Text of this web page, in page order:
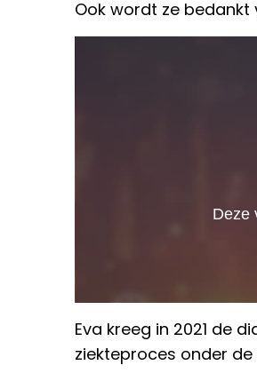
Ook wordt ze bedankt
Eva kreeg in 2021 de
ziekteproces onder de